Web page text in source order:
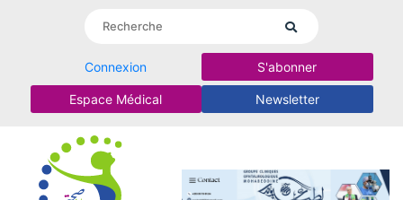
Connexion S'abonner
Espace Médical Newsletter